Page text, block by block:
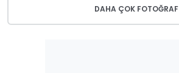
DAHA ÇOK FOTOĞRAF